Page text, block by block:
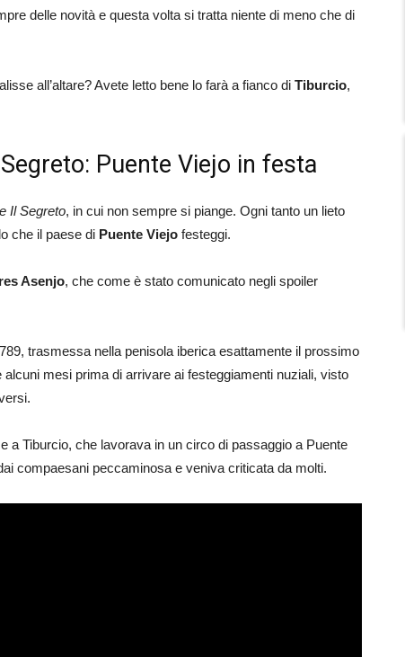
delle novità e questa volta si tratta niente di meno che di
all’altare? Avete letto bene lo farà a fianco di Tiburcio,
Puente Viejo in festa
Il Segreto, in cui non sempre si piange. Ogni tanto un lieto
che il paese di Puente Viejo festeggi.
Asenjo, che come è stato comunicato negli spoiler
trasmessa nella penisola iberica esattamente il prossimo
mesi prima di arrivare ai festeggiamenti nuziali, visto
a Tiburcio, che lavorava in un circo di passaggio a Puente
compaesani peccaminosa e veniva criticata da molti.